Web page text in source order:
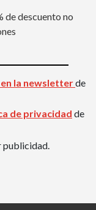
de descuento no
la newsletterde
de privacidad de
publicidad.